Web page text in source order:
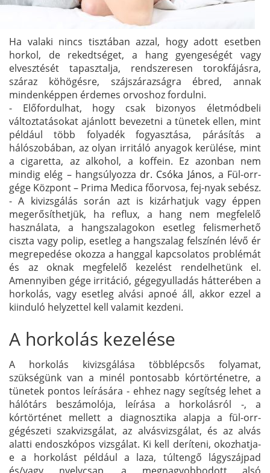
Ha valaki nincs tisztában azzal, hogy adott esetben
horkol, de rekedtséget, a hang gyengeségét vagy
elvesztését tapasztalja, rendszeresen torokfájásra,
száraz köhögésre, szájszárazságra ébred, annak
mindenképpen érdemes orvoshoz fordulni.
- Előfordulhat, hogy csak bizonyos életmódbeli
változtatásokat ajánlott bevezetni a tünetek ellen, mint
például több folyadék fogyasztása, párásítás a
hálószobában, az olyan irritáló anyagok kerülése, mint
a cigaretta, az alkohol, a koffein. Ez azonban nem
mindig elég – hangsúlyozza dr. Csóka János, a Fül-orr-
gége Központ – Prima Medica főorvosa, fej-nyak sebész.
- A kivizsgálás során azt is kizárhatjuk vagy éppen
megerősíthetjük, ha reflux, a hang nem megfelelő
használata, a hangszalagokon esetleg felismerhető
ciszta vagy polip, esetleg a hangszalag felszínén lévő ér
megrepedése okozza a hanggal kapcsolatos problémát
és az oknak megfelelő kezelést rendelhetünk el.
Amennyiben gége irritáció, gégegyulladás hátterében a
horkolás, vagy esetleg alvási apnoé áll, akkor ezzel a
kiinduló helyzettel kell valamit kezdeni.
A horkolás kezelése
A horkolás kivizsgálása többlépcsős folyamat,
szükségünk van a minél pontosabb kórtörténetre, a
tünetek pontos leírására - ehhez nagy segítség lehet a
hálótárs beszámolója, leírása a horkolásról -, a
kórtörténet mellett a diagnosztika alapja a fül-orr-
gégészeti szakvizsgálat, az alvásvizsgálat, és az alvás
alatti endoszkópos vizsgálat. Ki kell deríteni, okozhatja-
e a horkolást például a laza, túltengő lágyszájpad